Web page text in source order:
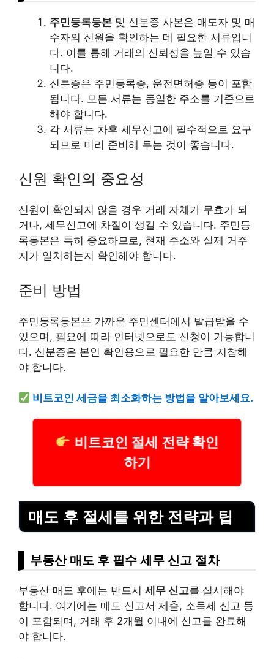
주민등록등본 및 신분증 사본은 매도자 및 매
수자의 신원을 확인하는 데 필요한 서류입니
다. 이를 통해 거래의 신뢰성을 높일 수 있습
니다.
신분증은 주민등록증, 운전면허증 등이 포함
됩니다. 모든 서류는 동일한 주소를 기준으로
해야 합니다.
각 서류는 차후 세무신고에 필수적으로 요구
되므로 미리 준비해 두는 것이 좋습니다.
신원 확인의 중요성
신원이 확인되지 않을 경우 거래 자체가 무효가 되
거나, 세무신고에 차질이 생길 수 있습니다. 주민등
록등본은 특히 중요하므로, 현재 주소와 실제 거주
지가 일치하는지 확인해야 합니다.
준비 방법
주민등록등본은 가까운 주민센터에서 발급받을 수
있으며, 필요에 따라 인터넷으로도 신청이 가능합니
다. 신분증은 본인 확인용으로 필요한 만큼 지참해
야 합니다.
비트코인 세금을 최소화하는 방법을 알아보세요.
비트코인 절세 전략 확인
하기
매도 후 절세를 위한 전략과 팁
부동산 매도 후 필수 세무 신고 절차
부동산 매도 후에는 반드시 세무 신고를 실시해야
합니다. 여기에는 매도 신고서 제출, 소득세 신고 등
이 포함되며, 거래 후 2개월 이내에 신고를 완료해
야 합니다.